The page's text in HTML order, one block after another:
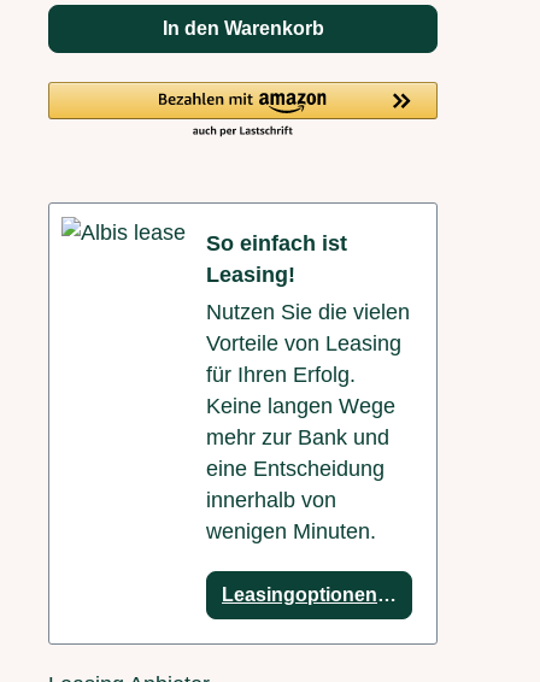
In den Warenkorb
So einfach ist
Leasing!
Nutzen Sie die vielen
Vorteile von Leasing
für Ihren Erfolg.
Keine langen Wege
mehr zur Bank und
eine Entscheidung
innerhalb von
wenigen Minuten.
Leasingoptionen anzeigen